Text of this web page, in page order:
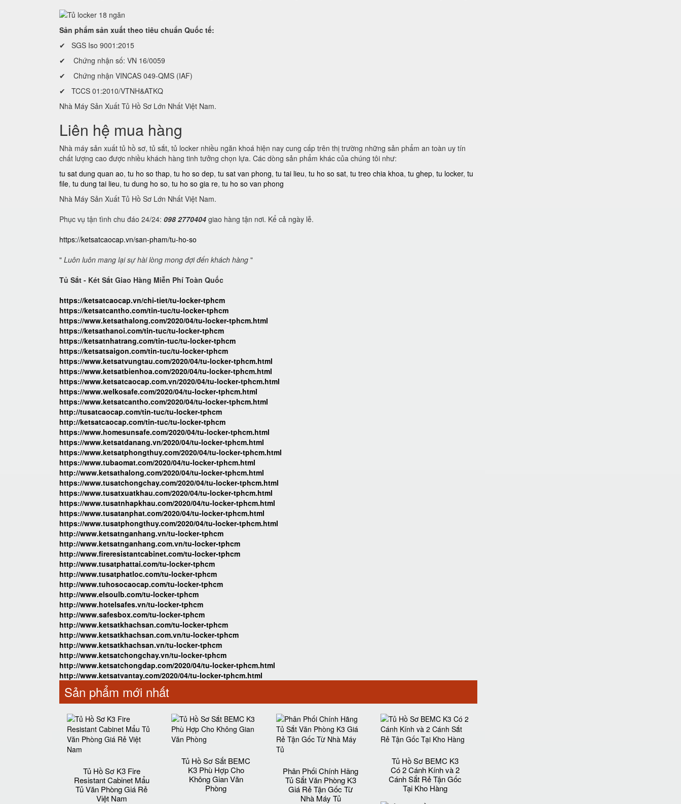
Sản phẩm sản xuất theo tiêu chuẩn Quốc tế:
✔ SGS Iso 9001:2015
✔ Chứng nhận số: VN 16/0059
✔ Chứng nhận VINCAS 049-QMS (IAF)
✔ TCCS 01:2010/VTNH&ATKQ
Nhà Máy Sản Xuất Tủ Hồ Sơ Lớn Nhất Việt Nam.
Liên hệ mua hàng
Nhà máy sản xuất tủ hồ sơ, tủ sắt, tủ locker nhiều ngăn khoá hiện nay cung cấp trên thị trường những sản phẩm an toàn uy tín
chất lượng cao được nhiều khách hàng tinh tưởng chọn lựa. Các dòng sản phẩm khác của chúng tôi như:
tu sat dung quan ao, tu ho so thap, tu ho so dep, tu sat van phong, tu tai lieu, tu ho so sat, tu treo chia khoa, tu ghep, tu locker, tu
file, tu dung tai lieu, tu dung ho so, tu ho so gia re, tu ho so van phong
Nhà Máy Sản Xuất Tủ Hồ Sơ Lớn Nhất Việt Nam.
Phục vụ tận tình chu đáo 24/24: 098 2770404 giao hàng tận nơi. Kể cả ngày lễ.
https://ketsatcaocap.vn/san-pham/tu-ho-so
" Luôn luôn mang lại sự hài lòng mong đợi đến khách hàng "
Tủ Sắt - Két Sắt Giao Hàng Miễn Phí Toàn Quốc
https://ketsatcaocap.vn/chi-tiet/tu-locker-tphcm
https://ketsatcantho.com/tin-tuc/tu-locker-tphcm
https://www.ketsathalong.com/2020/04/tu-locker-tphcm.html
https://ketsathanoi.com/tin-tuc/tu-locker-tphcm
https://ketsatnhatrang.com/tin-tuc/tu-locker-tphcm
https://ketsatsaigon.com/tin-tuc/tu-locker-tphcm
https://www.ketsatvungtau.com/2020/04/tu-locker-tphcm.html
https://www.ketsatbienhoa.com/2020/04/tu-locker-tphcm.html
https://www.ketsatcaocap.com.vn/2020/04/tu-locker-tphcm.html
https://www.welkosafe.com/2020/04/tu-locker-tphcm.html
https://www.ketsatcantho.com/2020/04/tu-locker-tphcm.html
http://tusatcaocap.com/tin-tuc/tu-locker-tphcm
http://ketsatcaocap.com/tin-tuc/tu-locker-tphcm
https://www.homesunsafe.com/2020/04/tu-locker-tphcm.html
https://www.ketsatdanang.vn/2020/04/tu-locker-tphcm.html
https://www.ketsatphongthuy.com/2020/04/tu-locker-tphcm.html
https://www.tubaomat.com/2020/04/tu-locker-tphcm.html
http://www.ketsathalong.com/2020/04/tu-locker-tphcm.html
https://www.tusatchongchay.com/2020/04/tu-locker-tphcm.html
https://www.tusatxuatkhau.com/2020/04/tu-locker-tphcm.html
https://www.tusatnhapkhau.com/2020/04/tu-locker-tphcm.html
https://www.tusatanphat.com/2020/04/tu-locker-tphcm.html
https://www.tusatphongthuy.com/2020/04/tu-locker-tphcm.html
http://www.ketsatnganhang.vn/tu-locker-tphcm
http://www.ketsatnganhang.com.vn/tu-locker-tphcm
http://www.fireresistantcabinet.com/tu-locker-tphcm
http://www.tusatphattai.com/tu-locker-tphcm
http://www.tusatphatloc.com/tu-locker-tphcm
http://www.tuhosocaocap.com/tu-locker-tphcm
http://www.elsoulb.com/tu-locker-tphcm
http://www.hotelsafes.vn/tu-locker-tphcm
http://www.safesbox.com/tu-locker-tphcm
http://www.ketsatkhachsan.com/tu-locker-tphcm
http://www.ketsatkhachsan.com.vn/tu-locker-tphcm
http://www.ketsatkhachsan.vn/tu-locker-tphcm
http://www.ketsatchongchay.vn/tu-locker-tphcm
http://www.ketsatchongdap.com/2020/04/tu-locker-tphcm.html
http://www.ketsatvantay.com/2020/04/tu-locker-tphcm.html
Sản phẩm mới nhất
Tủ Hồ Sơ K3 Fire
Resistant Cabinet Mẩu
Tủ Văn Phòng Giá Rẻ
Việt Nam
Tủ Hồ Sơ Sắt BEMC
K3 Phù Hợp Cho
Không Gian Văn
Phòng
Phân Phối Chính Hãng
Tủ Sắt Văn Phòng K3
Giá Rẻ Tận Gốc Từ
Nhà Máy Tủ
Tủ Hồ Sơ BEMC K3
Có 2 Cánh Kính và 2
Cánh Sắt Rẻ Tận Gốc
Tại Kho Hàng